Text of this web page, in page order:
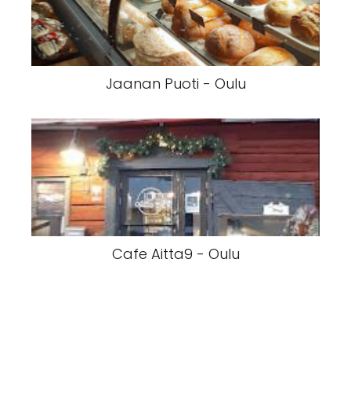
Jaanan Puoti - Oulu
Cafe Aitta9 - Oulu